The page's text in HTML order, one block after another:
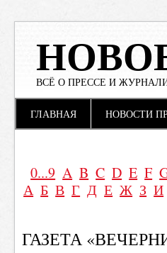
ВСЁ О ПРЕССЕ И
Main menu
ГЛАВНАЯ НОВОСТИ
0...9 A B C D E F
А Б В Г Д Е Ж З И
ГАЗЕТА